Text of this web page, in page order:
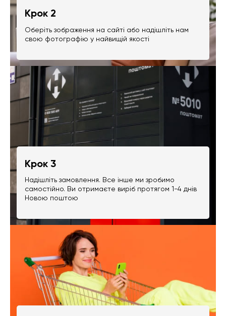
Крок 2
Оберіть зображення на сайті або надішліть нам
свою фотографію у найвищій якості
Крок 3
Надішліть замовлення. Все інше ми зробимо
самостійно. Ви отримаєте виріб протягом 1-4 днів
Новою поштою